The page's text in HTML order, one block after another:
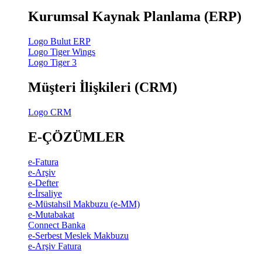
Kurumsal Kaynak Planlama (ERP)
Logo Bulut ERP
Logo Tiger Wings
Logo Tiger 3
Müşteri İlişkileri (CRM)
Logo CRM
E-ÇÖZÜMLER
e-Fatura
e-Arşiv
e-Defter
e-İrsaliye
e-Müstahsil Makbuzu (e-MM)
e-Mutabakat
Connect Banka
e-Serbest Meslek Makbuzu
e-Arşiv Fatura